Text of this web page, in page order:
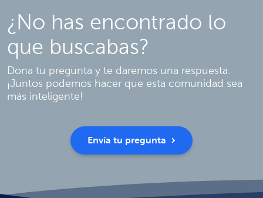
¿No has encontrado lo
que buscabas?
Dona tu pregunta y te daremos una respuesta.
¡Juntos podemos hacer que esta comunidad sea
más inteligente!
Envía tu pregunta